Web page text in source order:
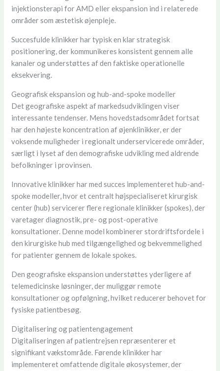
injektionsterapi for AMD eller ekspansion ind i relaterede
områder som æstetisk øjenpleje.
Succesfulde klinikker har typisk en klar strategisk
positionering, der kommunikeres konsistent gennem alle
kanaler og understøttes af den faktiske operationelle
eksekvering.
Geografisk ekspansion og hub-and-spoke modeller
Det geografiske aspekt af markedsudviklingen viser
interessante tendenser. Mens hovedstadsområdet fortsat
har den højeste koncentration af øjenklinikker, er der
voksende muligheder i regionalt underservicerede områder,
særligt i lyset af den demografiske udvikling med aldrende
befolkninger i provinsen.
Innovative klinikker har med succes implementeret hub-and-
spoke modeller, hvor et centralt højspecialiseret kirurgisk
center (hub) servicerer flere regionale klinikker (spokes), der
varetager diagnostik, pre- og post-operative
konsultationer. Denne model kombinerer stordriftsfordele i
den kirurgiske hub med tilgængelighed og bekvemmelighed
for patienter gennem de lokale spokes.
Den geografiske ekspansion understøttes yderligere af
telemedicinske løsninger, der muliggør remote
konsultationer og opfølgning, hvilket reducerer behovet for
fysiske patientbesøg.
Digitalisering og patientengagement
Digitaliseringen af patientrejsen repræsenterer et
signifikant vækstområde. Førende klinikker har
implementeret omfattende digitale økosystemer, der